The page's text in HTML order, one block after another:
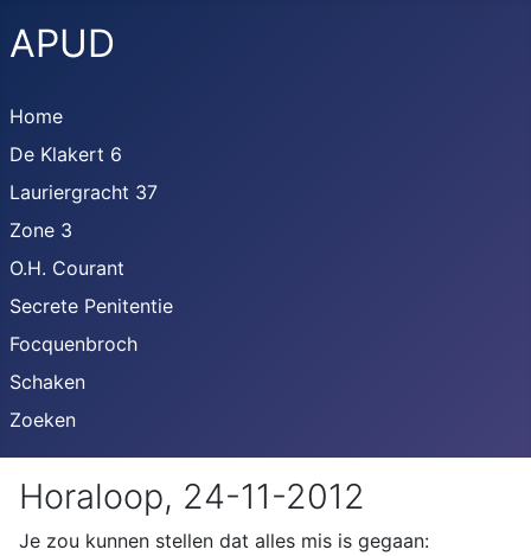
APUD
Home
De Klakert 6
Lauriergracht 37
Zone 3
O.H. Courant
Secrete Penitentie
Focquenbroch
Schaken
Zoeken
Horaloop, 24-11-2012
Je zou kunnen stellen dat alles mis is gegaan: